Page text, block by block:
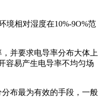
境相对湿度在10%-9O%范
并要求电导率分布大体上
容易产生电导率不均匀场
布最为有效的手段，一般